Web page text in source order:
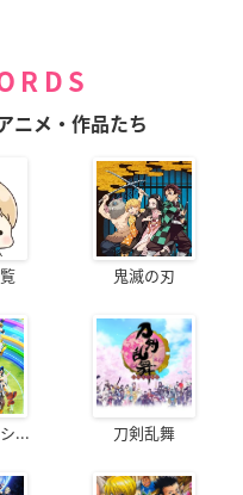
ニメ・作品たち
鬼滅の刃
... 刀剣乱舞